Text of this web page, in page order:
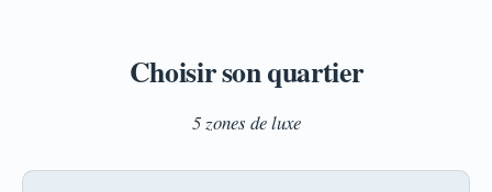
Choisir son quartier
5 zones de luxe